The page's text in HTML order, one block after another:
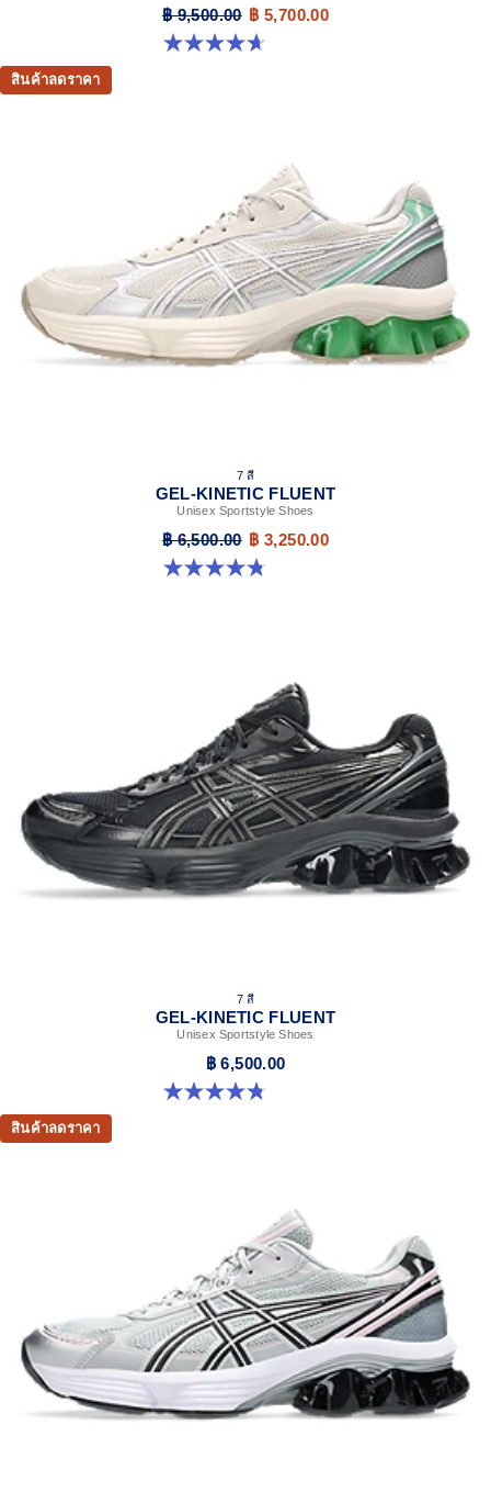
฿ 9,500.00 ฿ 5,700.00
4.7 จาก 5 ดาว 276 รีวิว
สินค้าลดราคา
7 สี
GEL-KINETIC FLUENT
Unisex Sportstyle Shoes
฿ 6,500.00 ฿ 3,250.00
4.8 จาก 5 ดาว 104 รีวิว
7 สี
GEL-KINETIC FLUENT
Unisex Sportstyle Shoes
฿ 6,500.00
4.8 จาก 5 ดาว 104 รีวิว
สินค้าลดราคา